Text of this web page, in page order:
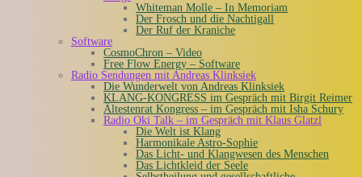
Whiteman Molle – In Memoriam
Der Frosch und die Nachtigall
Der Ruf der Kraniche
Software
CosmoChron – Video
Free Flow Energy – Software
Radio Sendungen mit Andreas Klinksiek
Die Wunderwelt von Andreas Klinksiek
KLANG-KONGRESS im Gespräch mit Birgit Reimer
Ältestenrat Kongress – im Gespräch mit Isha Schury
Radio Oki Talk – im Gespräch mit Klaus Glatzl
Die Welt ist Klang
Harmonikale Astro-Sophie
Das Licht- und Klangwesen des Menschen
Das Lichtkleid der Seele